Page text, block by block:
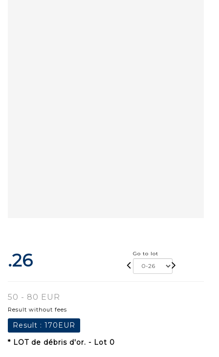
.26 Go to lot
50 - 80 EUR
Result without fees
Result : 170EUR
* LOT de débris d'or. - Lot 0